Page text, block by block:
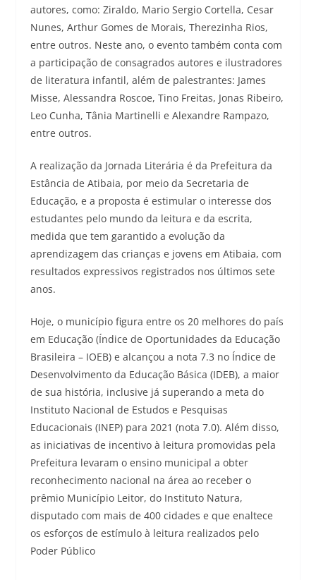
autores, como: Ziraldo, Mario Sergio Cortella, Cesar
Nunes, Arthur Gomes de Morais, Therezinha Rios,
entre outros. Neste ano, o evento também conta com
a participação de consagrados autores e ilustradores
de literatura infantil, além de palestrantes: James
Misse, Alessandra Roscoe, Tino Freitas, Jonas Ribeiro,
Leo Cunha, Tânia Martinelli e Alexandre Rampazo,
entre outros.
A realização da Jornada Literária é da Prefeitura da
Estância de Atibaia, por meio da Secretaria de
Educação, e a proposta é estimular o interesse dos
estudantes pelo mundo da leitura e da escrita,
medida que tem garantido a evolução da
aprendizagem das crianças e jovens em Atibaia, com
resultados expressivos registrados nos últimos sete
anos.
Hoje, o município figura entre os 20 melhores do país
em Educação (Índice de Oportunidades da Educação
Brasileira – IOEB) e alcançou a nota 7.3 no Índice de
Desenvolvimento da Educação Básica (IDEB), a maior
de sua história, inclusive já superando a meta do
Instituto Nacional de Estudos e Pesquisas
Educacionais (INEP) para 2021 (nota 7.0). Além disso,
as iniciativas de incentivo à leitura promovidas pela
Prefeitura levaram o ensino municipal a obter
reconhecimento nacional na área ao receber o
prêmio Município Leitor, do Instituto Natura,
disputado com mais de 400 cidades e que enaltece
os esforços de estímulo à leitura realizados pelo
Poder Público